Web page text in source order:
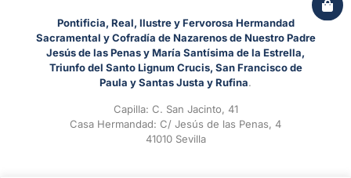
Pontificia, Real, Ilustre y Fervorosa Hermandad
Sacramental y Cofradía de Nazarenos de Nuestro Padre
Jesús de las Penas y María Santísima de la Estrella,
Triunfo del Santo Lignum Crucis, San Francisco de
Paula y Santas Justa y Rufina.
Capilla: C. San Jacinto, 41
Casa Hermandad: C/ Jesús de las Penas, 4
41010 Sevilla